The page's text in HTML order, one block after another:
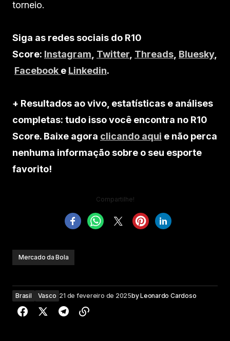
torneio.
Siga as redes sociais do R10
Score: Instagram Twitter Threads Bluesky,
Facebook e Linkedin.
+ Resultados ao vivo, estatísticas e análises
completas: tudo isso você encontra no R10
Score. Baixe agora clicando aqui e não perca
nenhuma informação sobre o seu esporte
favorito!
Compartilhe!
Mercado da Bola
Brasil Vasco 21 de fevereiro de 2025byLeonardo Cardoso